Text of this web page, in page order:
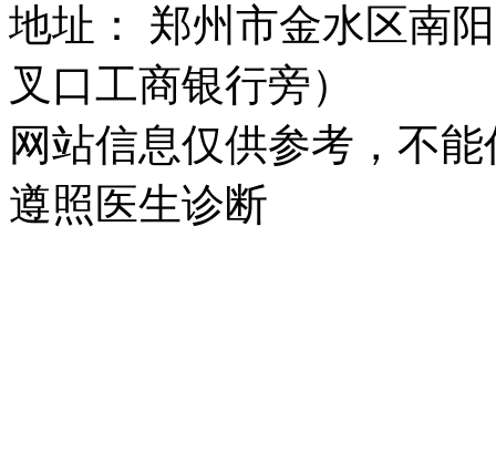
地址： 郑州市金水区南
叉口工商银行旁）
网站信息仅供参考，不
遵照医生诊断